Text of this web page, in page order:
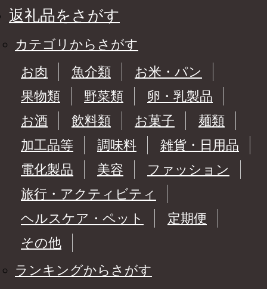
返礼品をさがす
カテゴリからさがす
お肉
魚介類
お米・パン
果物類
野菜類
卵・乳製品
お酒
飲料類 お菓子
麺類
加工品等
調味料
雑貨・日用品
電化製品
美容
ファッション
旅行・アクティビティ
ヘルスケア・ペット
定期便
その他
ランキングからさがす